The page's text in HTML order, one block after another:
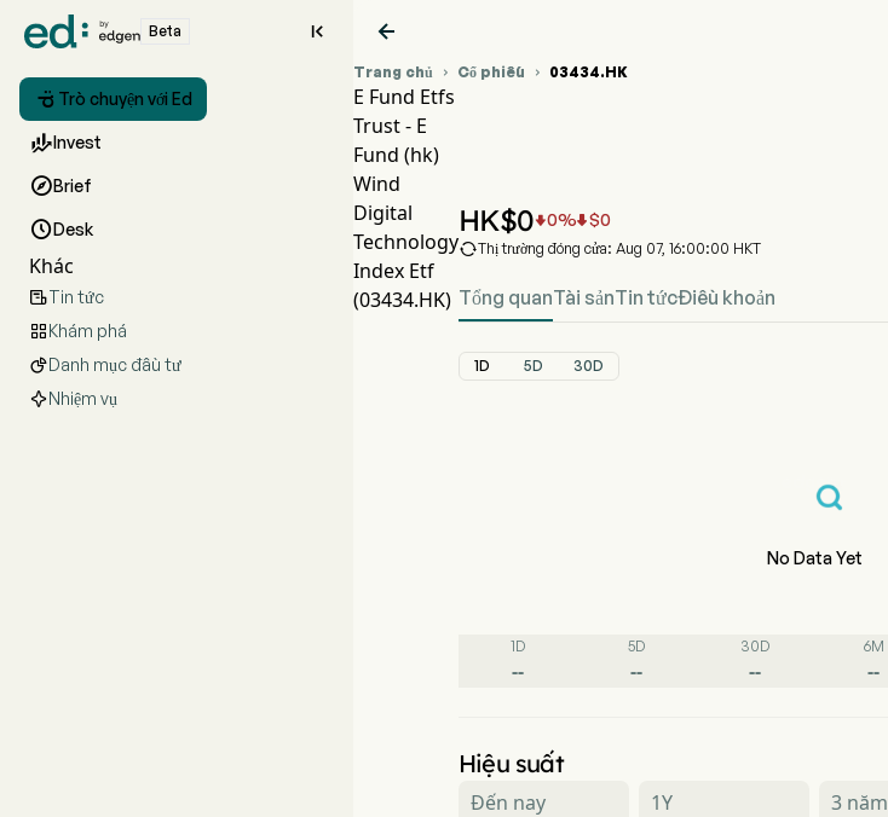
Beta 
 Trò chuyện với Ed
Invest
Brief
Desk
Khác
Tin tức
Khám phá
Danh mục đầu tư
Nhiệm vụ

Trang chủ  Cổ phiếu  03434.HK
E Fund Etfs
Trust - E
Fund (hk)
Wind
Digital
Technology
Index Etf
(03434.HK)
HK$00% $0
Thị trường đóng cửa: Aug 07, 16:00:00 HKT
Tổng quanTài sảnTin tứcĐiều khoản
1D 5D 30D
No Data Yet
1D
--
5D
--
30D
--
6M
--
Hiệu suất
Đến nay 1Y 3 năm